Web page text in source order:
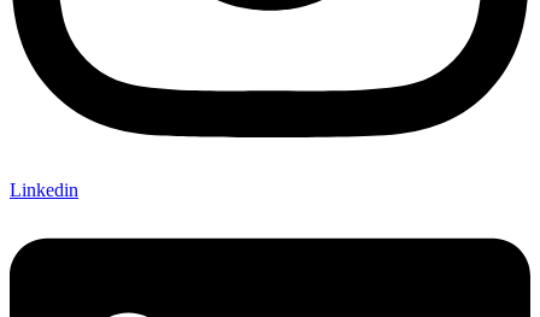
Linkedin